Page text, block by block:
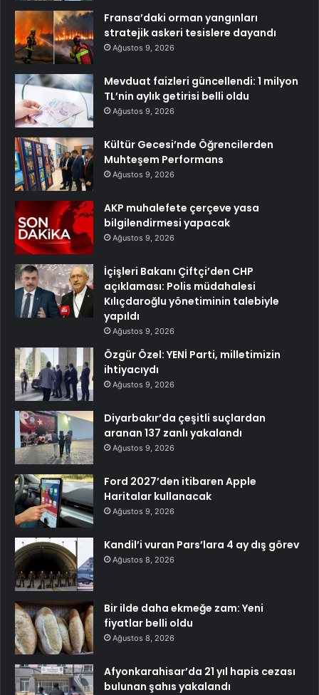
Fransa’daki orman yangınları
stratejik askeri tesislere dayandı
Ağustos 9, 2026
Mevduat faizleri güncellendi: 1 milyon
TL’nin aylık getirisi belli oldu
Ağustos 9, 2026
Kültür Gecesi’nde Öğrencilerden
Muhteşem Performans
Ağustos 9, 2026
AKP muhalefete çerçeve yasa
bilgilendirmesi yapacak
Ağustos 9, 2026
İçişleri Bakanı Çiftçi’den CHP
açıklaması: Polis müdahalesi
Kılıçdaroğlu yönetiminin talebiyle
yapıldı
Ağustos 9, 2026
Özgür Özel: YENİ Parti, milletimizin
ihtiyacıydı
Ağustos 9, 2026
Diyarbakır’da çeşitli suçlardan
aranan 137 zanlı yakalandı
Ağustos 9, 2026
Ford 2027’den itibaren Apple
Haritalar kullanacak
Ağustos 9, 2026
Kandil’i vuran Pars’lara 4 ay dış görev
Ağustos 8, 2026
Bir ilde daha ekmeğe zam: Yeni
fiyatlar belli oldu
Ağustos 8, 2026
Afyonkarahisar’da 21 yıl hapis cezası
bulunan şahıs yakalandı